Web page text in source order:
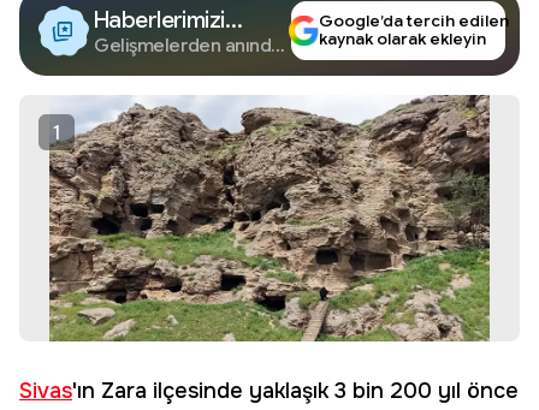
Haberlerimizi
Google'da Takip
Edin
Gelişmelerden anında
Google’da tercih edilen
kaynak olarak ekleyin
1
Sivas'ın Zara ilçesinde yaklaşık 3 bin 200 yıl önce